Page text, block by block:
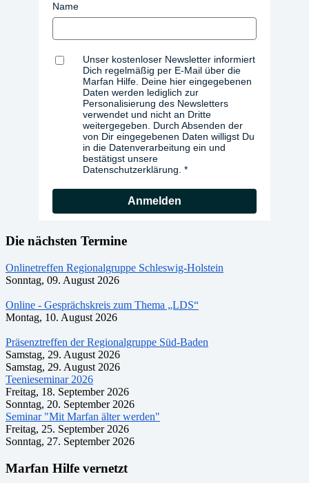
Name
Unser kostenloser Newsletter informiert
Dich regelmäßig per E-Mail über die
Marfan Hilfe. Deine hier eingegebenen
Daten werden lediglich zur
Personalisierung des Newsletters
verwendet und nicht an Dritte
weitergegeben. Durch Absenden der
von Dir eingegebenen Daten willigst Du
in die Datenverarbeitung ein und
bestätigst unsere
Datenschutzerklärung.
Anmelden
Die nächsten Termine
Onlinetreffen Regionalgruppe Schleswig-Holstein
Sonntag, 09. August 2026
Online - Gesprächskreis zum Thema „LDS“
Montag, 10. August 2026
Präsenztreffen der Regionalgruppe Süd-Baden
Samstag, 29. August 2026
Samstag, 29. August 2026
Teenieseminar 2026
Freitag, 18. September 2026
Sonntag, 20. September 2026
Seminar "Mit Marfan älter werden"
Freitag, 25. September 2026
Sonntag, 27. September 2026
Marfan Hilfe vernetzt